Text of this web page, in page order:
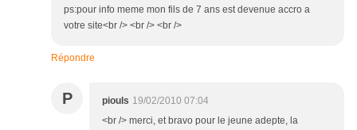
ps:pour info meme mon fils de 7 ans est devenue accro a
votre site<br /> <br /> <br />
Répondre
P piouls 19/02/2010 07:04
<br /> merci, et bravo pour le jeune adepte, la